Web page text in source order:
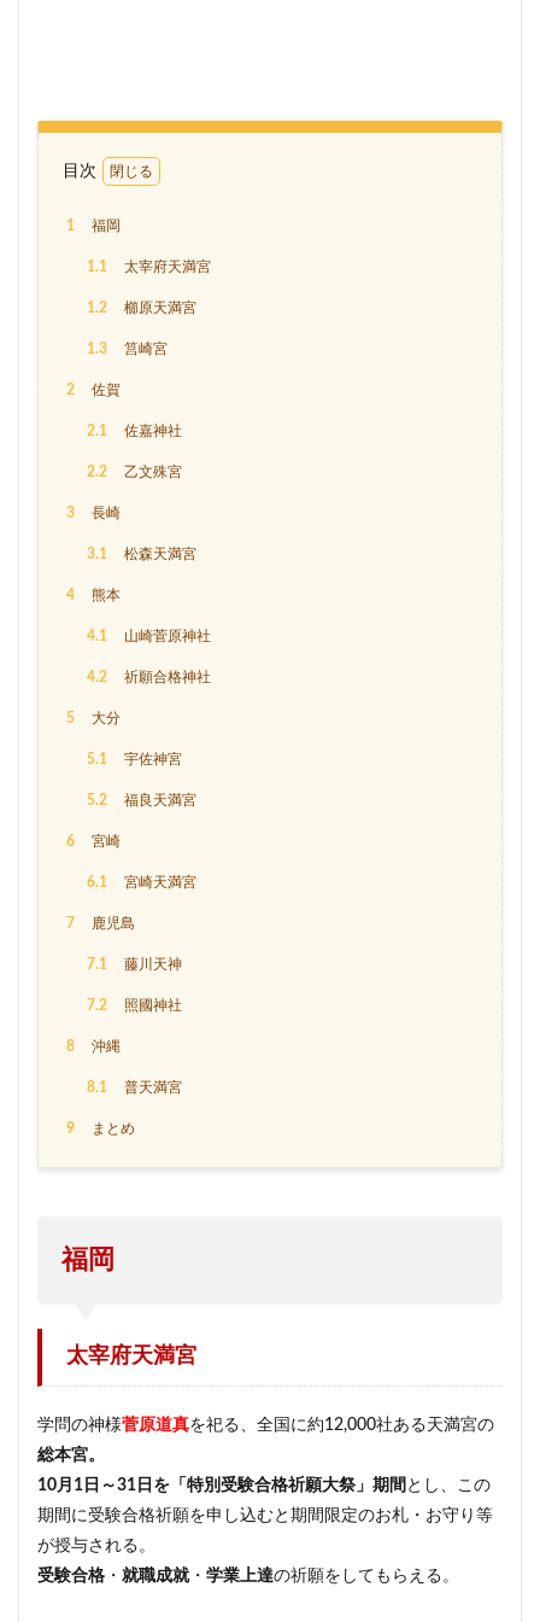
目次
1 福岡
1.1 太宰府天満宮
1.2 櫛原天満宮
1.3 筥崎宮
2 佐賀
2.1 佐嘉神社
2.2 乙文殊宮
3 長崎
3.1 松森天満宮
4 熊本
4.1 山崎菅原神社
4.2 祈願合格神社
5 大分
5.1 宇佐神宮
5.2 福良天満宮
6 宮崎
6.1 宮崎天満宮
7 鹿児島
7.1 藤川天神
7.2 照國神社
8 沖縄
8.1 普天満宮
9 まとめ
福岡
太宰府天満宮
学問の神様菅原道真を祀る、全国に約12,000社ある天満宮の
総本宮。
10月1日～31日を「特別受験合格祈願大祭」期間 とし、この
期間に受験合格祈願を申し込むと期間限定のお札・お守り等
が授与される。
受験合格 ・ 就職成就・ 学業上達の祈願をしてもらえる。